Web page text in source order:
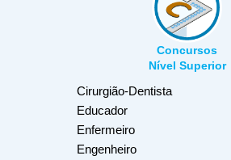
Concursos
Nível Superior
Cirurgião-Dentista
Educador
Enfermeiro
Engenheiro